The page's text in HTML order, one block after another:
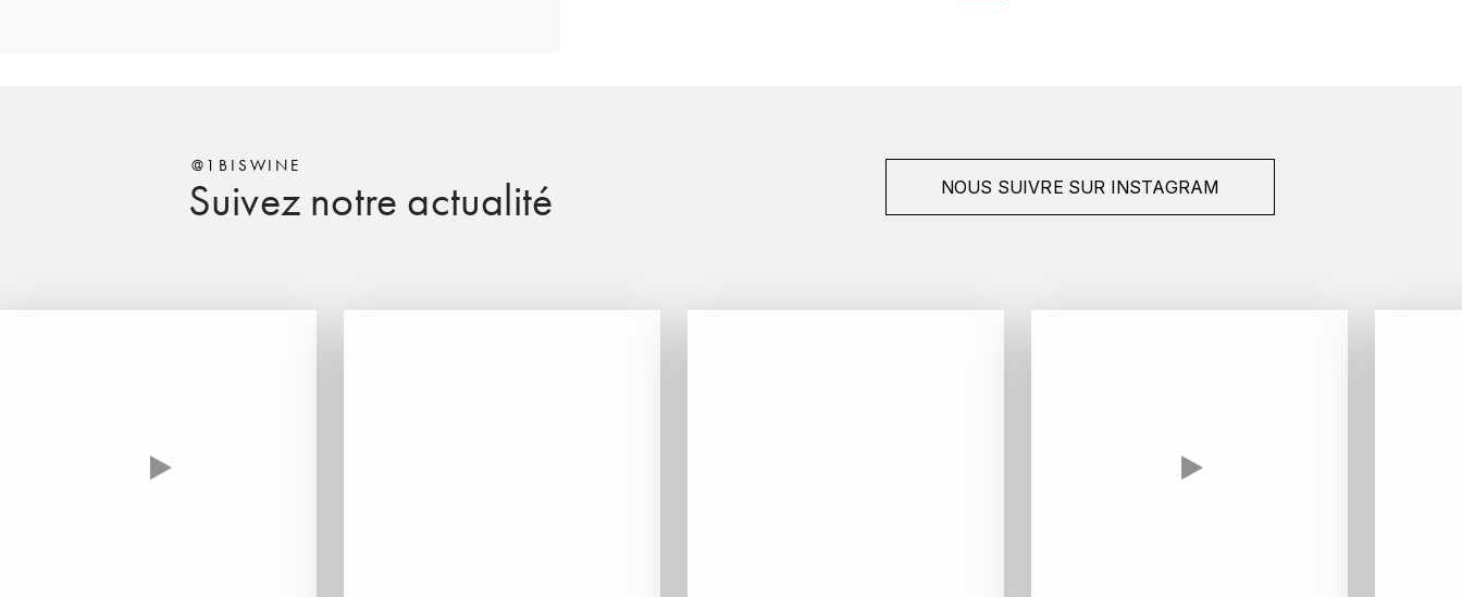
Suivez notre actualité
@1BISWINE
NOUS SUIVRE SUR INSTAGRAM